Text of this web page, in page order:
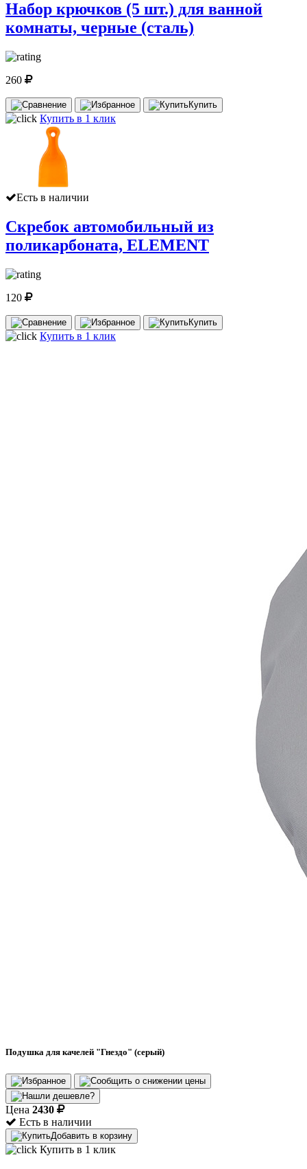
Набор крючков (5 шт.) для ванной
комнаты, черные (сталь)
260
Купить
Купить в 1 клик
Есть в наличии
Скребок автомобильный из
поликарбоната, ELEMENT
120
Купить
Купить в 1 клик
Подушка для качелей "Гнездо" (серый)
Цена 2430
Есть в наличии
Добавить в корзину
Купить в 1 клик